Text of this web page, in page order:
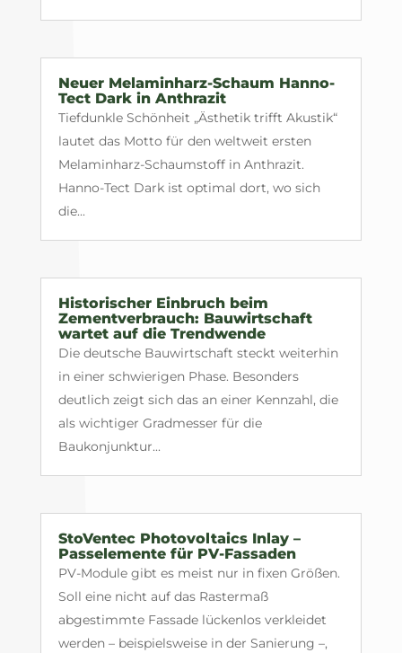
Neuer Melaminharz-Schaum Hanno-
Tect Dark in Anthrazit
Tiefdunkle Schönheit „Ästhetik trifft Akustik“
lautet das Motto für den weltweit ersten
Melaminharz-Schaumstoff in Anthrazit.
Hanno-Tect Dark ist optimal dort, wo sich
die...
Historischer Einbruch beim
Zementverbrauch: Bauwirtschaft
wartet auf die Trendwende
Die deutsche Bauwirtschaft steckt weiterhin
in einer schwierigen Phase. Besonders
deutlich zeigt sich das an einer Kennzahl, die
als wichtiger Gradmesser für die
Baukonjunktur...
StoVentec Photovoltaics Inlay –
Passelemente für PV-Fassaden
PV-Module gibt es meist nur in fixen Größen.
Soll eine nicht auf das Rastermaß
abgestimmte Fassade lückenlos verkleidet
werden – beispielsweise in der Sanierung –,